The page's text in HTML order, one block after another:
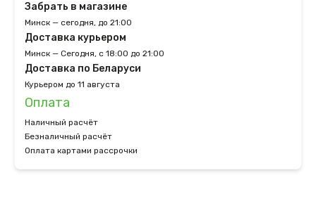
Забрать в магазине
Минск — сегодня, до 21:00
Доставка курьером
Минск — Сегодня, с 18:00 до 21:00
Доставка по Беларуси
Курьером до 11 августа
Оплата
Наличный расчёт
Безналичный расчёт
Оплата картами рассрочки